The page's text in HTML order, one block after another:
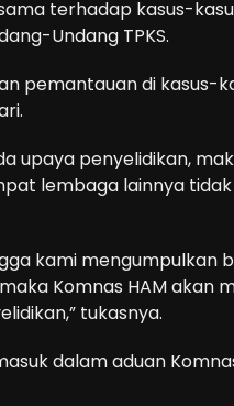
terhadap kasus-
Undang TPKS.
pemantauan di kasus-
upaya penyelidikan,
lembaga lainnya
kami mengumpulkan
Komnas HAM akan
tukasnya.
dalam aduan